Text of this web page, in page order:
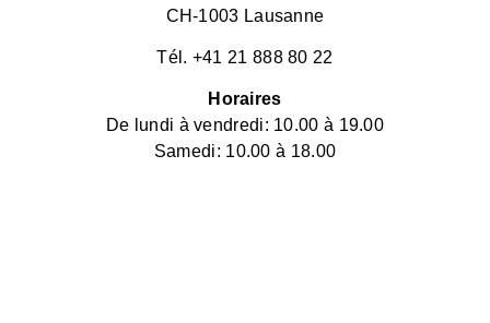
CH-1003 Lausanne
Tél. +41 21 888 80 22
Horaires
De lundi à vendredi: 10.00 à 19.00
Samedi: 10.00 à 18.00